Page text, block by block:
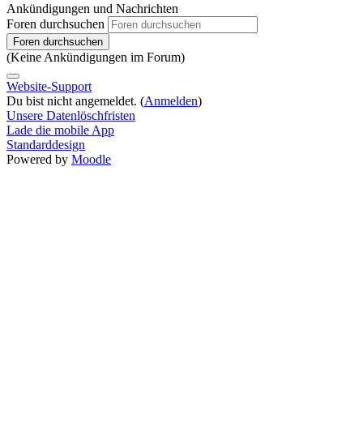
Ankündigungen und Nachrichten
Foren durchsuchen
Foren durchsuchen
(Keine Ankündigungen im Forum)
Website-Support
Du bist nicht angemeldet. (Anmelden)
Unsere Datenlöschfristen
Lade die mobile App
Standarddesign
Powered by Moodle